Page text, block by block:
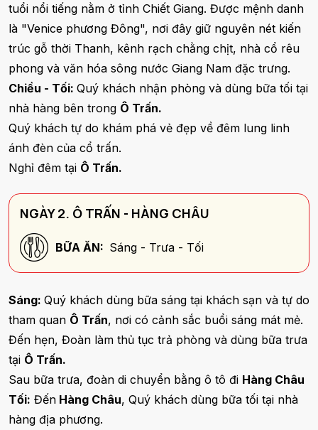
tuổi nổi tiếng nằm ở tỉnh Chiết Giang. Được mệnh danh
là "Venice phương Đông", nơi đây giữ nguyên nét kiến
trúc gỗ thời Thanh, kênh rạch chằng chịt, nhà cổ rêu
phong và văn hóa sông nước Giang Nam đặc trưng.
Chiều - Tối: Quý khách nhận phòng và dùng bữa tối tại
nhà hàng bên trong Ô Trấn.
Quý khách tự do khám phá vẻ đẹp về đêm lung linh
ánh đèn của cổ trấn.
Nghỉ đêm tại Ô Trấn.
NGÀY 2. Ô TRẤN - HÀNG CHÂU
BỮA ĂN: Sáng - Trưa - Tối
Sáng: Quý khách dùng bữa sáng tại khách sạn và tự do
tham quan Ô Trấn, nơi có cảnh sắc buổi sáng mát mẻ.
Đến hẹn, Đoàn làm thủ tục trả phòng và dùng bữa trưa
tại Ô Trấn.
Sau bữa trưa, đoàn di chuyển bằng ô tô đi Hàng Châu
Tối: Đến Hàng Châu, Quý khách dùng bữa tối tại nhà
hàng địa phương.